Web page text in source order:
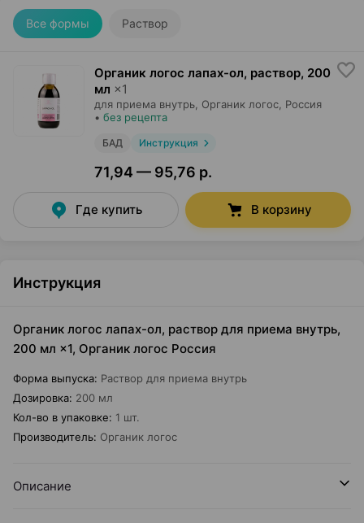
Все формы Раствор
Органик логос лапах-ол, раствор, 200
мл ×1
для приема внутрь, Органик логос , Россия
• без рецепта
БАД Инструкция
71,94 — 95,76 р.
Где купить В корзину
Инструкция
Органик логос лапах-ол, раствор для приема внутрь,
200 мл ×1, Органик логос Россия
Форма выпуска: Раствор для приема внутрь
Дозировка: 200 мл
Кол-во в упаковке: 1 шт.
Производитель: Органик логос
Описание